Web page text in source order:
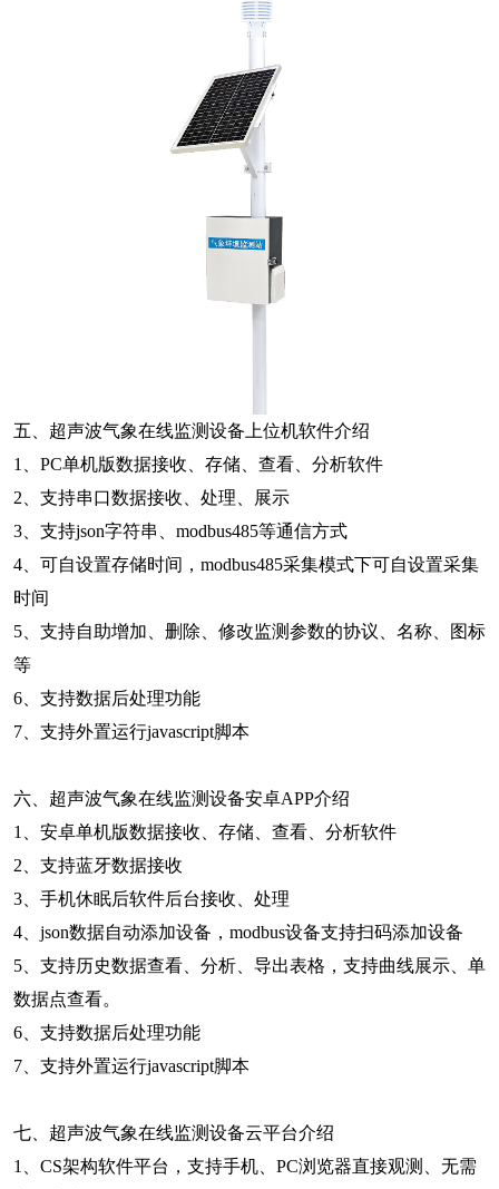
五、超声波气象在线监测设备上位机软件介绍
1、PC单机版数据接收、存储、查看、分析软件
2、支持串口数据接收、处理、展示
3、支持json字符串、modbus485等通信方式
4、可自设置存储时间，modbus485采集模式下可自设置采集
时间
5、支持自助增加、删除、修改监测参数的协议、名称、图标
等
6、支持数据后处理功能
7、支持外置运行javascript脚本
六、超声波气象在线监测设备安卓APP介绍
1、安卓单机版数据接收、存储、查看、分析软件
2、支持蓝牙数据接收
3、手机休眠后软件后台接收、处理
4、json数据自动添加设备，modbus设备支持扫码添加设备
5、支持历史数据查看、分析、导出表格，支持曲线展示、单
数据点查看。
6、支持数据后处理功能
7、支持外置运行javascript脚本
七、超声波气象在线监测设备云平台介绍
1、CS架构软件平台，支持手机、PC浏览器直接观测、无需